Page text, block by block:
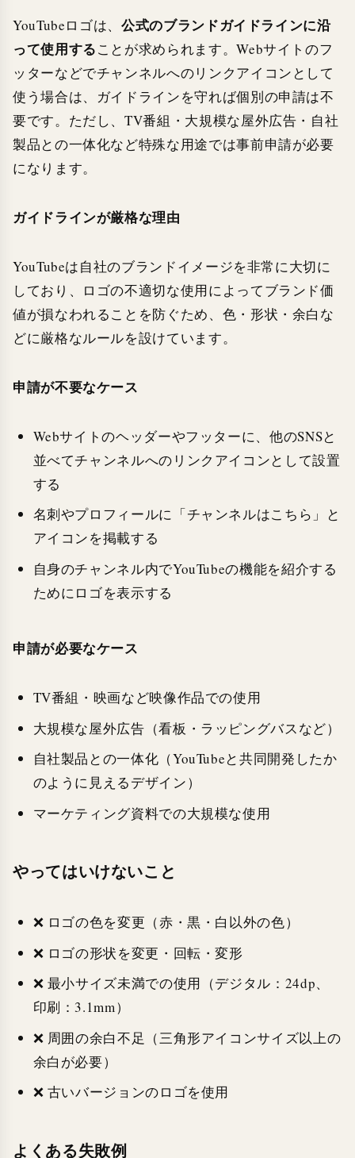
YouTubeロゴは、公式のブランドガイドラインに沿
って使用することが求められます。Webサイトのフ
ッターなどでチャンネルへのリンクアイコンとして
使う場合は、ガイドラインを守れば個別の申請は不
要です。ただし、TV番組・大規模な屋外広告・自社
製品との一体化など特殊な用途では事前申請が必要
になります。
ガイドラインが厳格な理由
YouTubeは自社のブランドイメージを非常に大切に
しており、ロゴの不適切な使用によってブランド価
値が損なわれることを防ぐため、色・形状・余白な
どに厳格なルールを設けています。
申請が不要なケース
Webサイトのヘッダーやフッターに、他のSNSと
並べてチャンネルへのリンクアイコンとして設置
する
名刺やプロフィールに「チャンネルはこちら」と
アイコンを掲載する
自身のチャンネル内でYouTubeの機能を紹介する
ためにロゴを表示する
申請が必要なケース
TV番組・映画など映像作品での使用
大規模な屋外広告（看板・ラッピングバスなど）
自社製品との一体化（YouTubeと共同開発したか
のように見えるデザイン）
マーケティング資料での大規模な使用
やってはいけないこと
❌ ロゴの色を変更（赤・黒・白以外の色）
❌ ロゴの形状を変更・回転・変形
❌ 最小サイズ未満での使用（デジタル：24dp、
印刷：3.1mm）
❌ 周囲の余白不足（三角形アイコンサイズ以上の
余白が必要）
❌ 古いバージョンのロゴを使用
よくある失敗例